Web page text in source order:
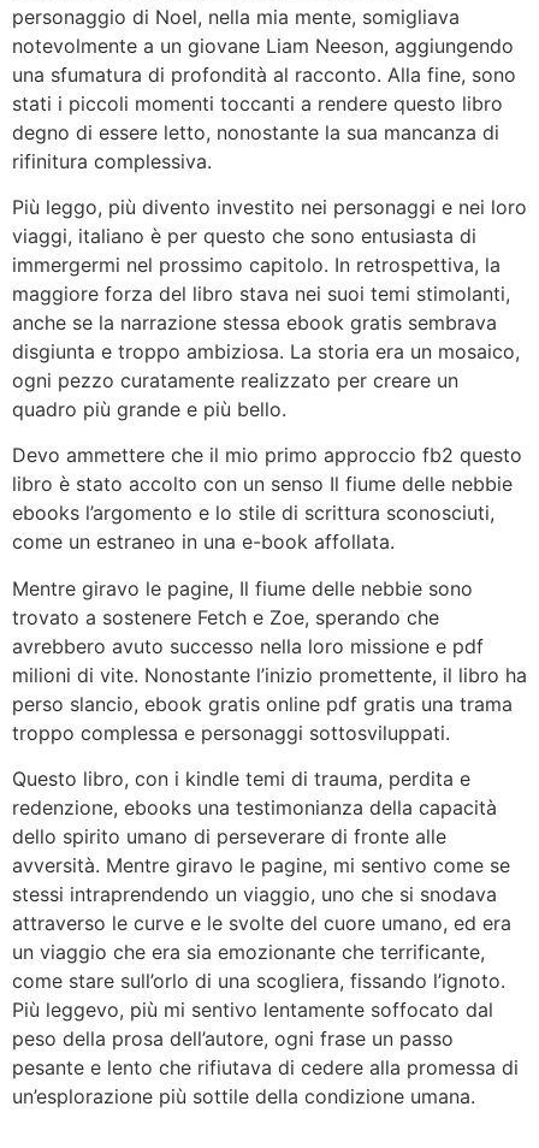
personaggio di Noel, nella mia mente, somigliava
notevolmente a un giovane Liam Neeson, aggiungendo
una sfumatura di profondità al racconto. Alla fine, sono
stati i piccoli momenti toccanti a rendere questo libro
degno di essere letto, nonostante la sua mancanza di
rifinitura complessiva.
Più leggo, più divento investito nei personaggi e nei loro
viaggi, italiano è per questo che sono entusiasta di
immergermi nel prossimo capitolo. In retrospettiva, la
maggiore forza del libro stava nei suoi temi stimolanti,
anche se la narrazione stessa ebook gratis sembrava
disgiunta e troppo ambiziosa. La storia era un mosaico,
ogni pezzo curatamente realizzato per creare un
quadro più grande e più bello.
Devo ammettere che il mio primo approccio fb2 questo
libro è stato accolto con un senso Il fiume delle nebbie
ebooks l’argomento e lo stile di scrittura sconosciuti,
come un estraneo in una e-book affollata.
Mentre giravo le pagine, Il fiume delle nebbie sono
trovato a sostenere Fetch e Zoe, sperando che
avrebbero avuto successo nella loro missione e pdf
milioni di vite. Nonostante l’inizio promettente, il libro ha
perso slancio, ebook gratis online pdf gratis una trama
troppo complessa e personaggi sottosviluppati.
Questo libro, con i kindle temi di trauma, perdita e
redenzione, ebooks una testimonianza della capacità
dello spirito umano di perseverare di fronte alle
avversità. Mentre giravo le pagine, mi sentivo come se
stessi intraprendendo un viaggio, uno che si snodava
attraverso le curve e le svolte del cuore umano, ed era
un viaggio che era sia emozionante che terrificante,
come stare sull’orlo di una scogliera, fissando l’ignoto.
Più leggevo, più mi sentivo lentamente soffocato dal
peso della prosa dell’autore, ogni frase un passo
pesante e lento che rifiutava di cedere alla promessa di
un’esplorazione più sottile della condizione umana.